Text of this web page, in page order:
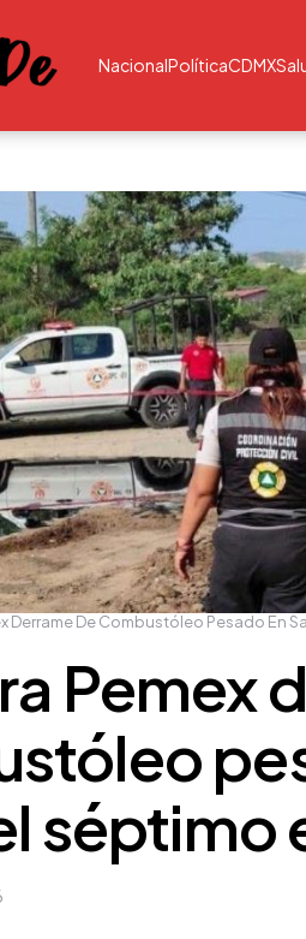
NacionalPolíticaCDMX
Pemex
séptimo
Derrame De Combustóleo Pesado En